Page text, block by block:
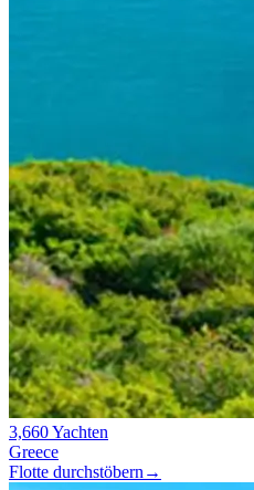
3,660 Yachten
Greece
Flotte durchstöbern →